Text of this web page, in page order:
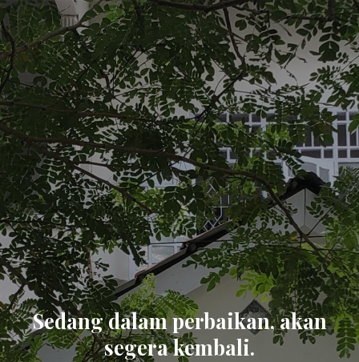
Sedang dalam perbaikan, akan
segera kembali.